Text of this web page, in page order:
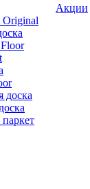
доска
Акции